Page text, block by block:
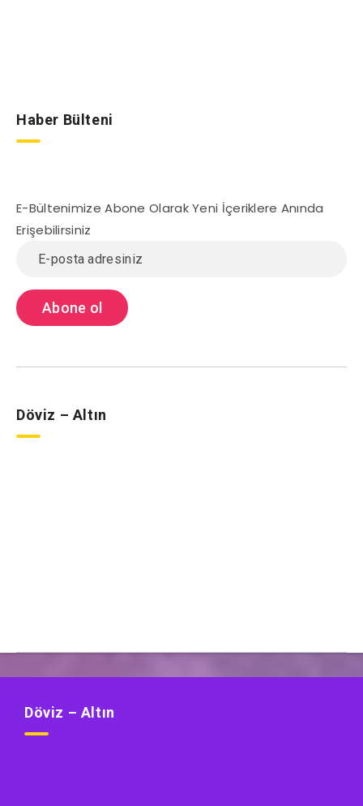
Haber Bülteni
E-Bültenimize Abone Olarak Yeni İçeriklere Anında
Erişebilirsiniz
Döviz – Altın
Döviz – Altın